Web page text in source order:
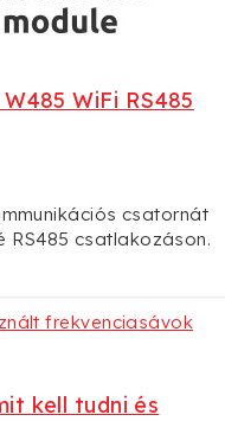
WiFi RS485
csatornát
RS485 csatlakozáson.
kell tudni és